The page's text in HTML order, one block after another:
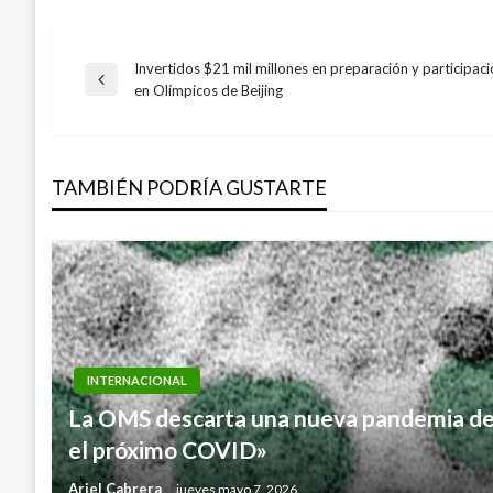
Navegación
entradas
Entrada
Invertidos $21 mil millones en preparación y
en Olímpicos de Beijing
TAMBIÉN PODRÍA GUSTARTE
INTERNACIONAL
La OMS descarta una nueva pandemia
el próximo COVID»
Ariel Cabrera jueves mayo 7, 2026